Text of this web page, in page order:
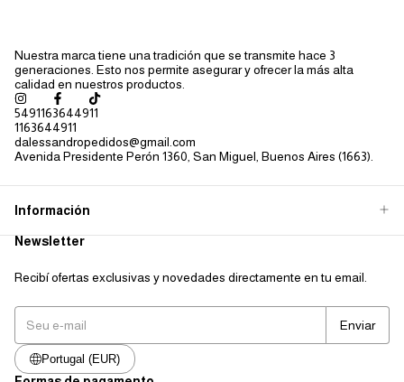
Nuestra marca tiene una tradición que se transmite hace 3
generaciones. Esto nos permite asegurar y ofrecer la más alta
calidad en nuestros productos.
5491163644911
1163644911
dalessandropedidos@gmail.com
Avenida Presidente Perón 1360, San Miguel, Buenos Aires (1663).
Información
Newsletter
Recibí ofertas exclusivas y novedades directamente en tu email.
Portugal (EUR)